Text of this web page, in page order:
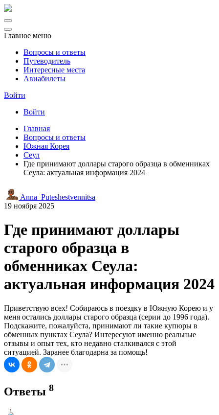
Главное меню
Вопросы и ответы
Путеводитель
Интересные места
Авиабилеты
Войти
Войти
Главная
Вопросы и ответы
Южная Корея
Сеул
Где принимают доллары старого образца в обменниках
Сеула: актуальная информация 2024
Anna_Puteshestvennitsa
19 ноября 2025
Где принимают доллары
старого образца в
обменниках Сеула:
актуальная информация 2024
Приветствую всех! Собираюсь в поездку в Южную Корею и у
меня остались доллары старого образца (серии до 1996 года).
Подскажите, пожалуйста, принимают ли такие купюры в
обменных пунктах Сеула? Интересуют именно реальные
отзывы и опыт тех, кто недавно сталкивался с этой
ситуацией. Заранее благодарна за помощь!
Ответы 8